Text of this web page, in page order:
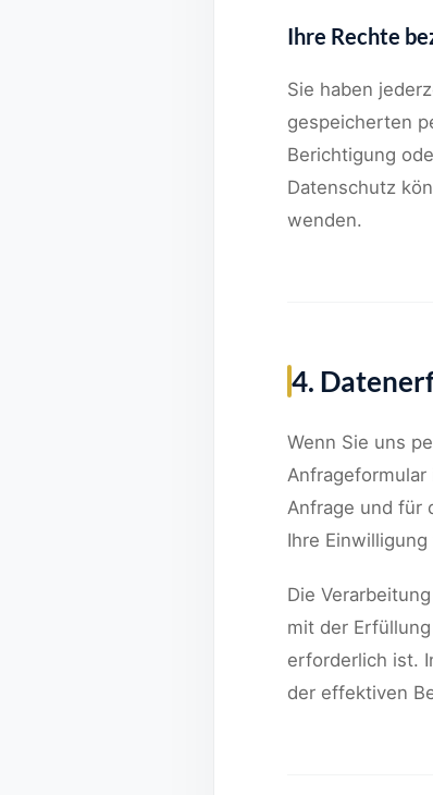
Ihre Rechte
Sie haben
gespeicherten
Berichtigung
Datenschutz
wenden.
4.
Wenn Sie uns
Anfrage und für
Ihre
Die
mit der
erforderlich ist.
der effektiven